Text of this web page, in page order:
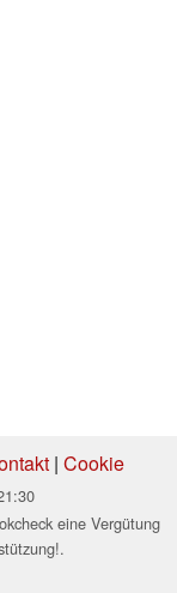
| Cookie
eine Vergütung